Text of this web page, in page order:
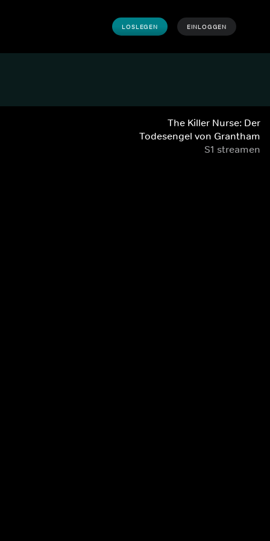
LOSLEGEN EINLOGGEN
The Killer Nurse: Der
Todesengel von Grantham
S1 streamen